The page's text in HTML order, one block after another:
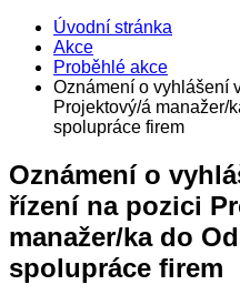
Úvodní stránka
Akce
Proběhlé akce
Oznámení o vyhlášení
Projektový/á manažer/
spolupráce firem
Oznámení o
řízení na pozici
manažer/ka do
spolupráce firem